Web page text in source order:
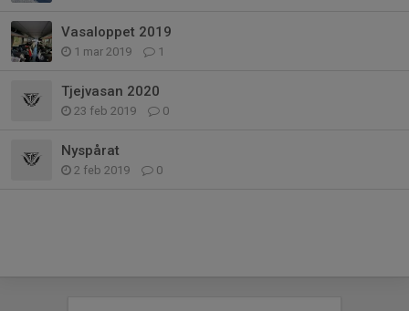
Vasaloppet 2019
1 mar 2019 1
Tjejvasan 2020
23 feb 2019 0
Nyspårat
2 feb 2019 0